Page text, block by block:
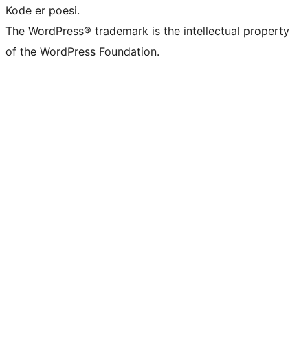
Kode er poesi.
The WordPress® trademark is the intellectual property
of the WordPress Foundation.